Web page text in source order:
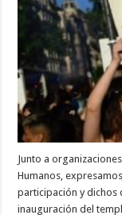
Junto a
Humanos,
participación y dichos
inauguración del